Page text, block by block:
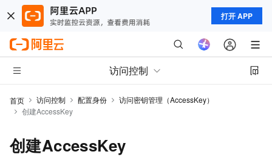
打开 APP
访问控制
首页 访问控制 配置身份
访问密钥管理（AccessKey）
创建AccessKey
创建AccessKey